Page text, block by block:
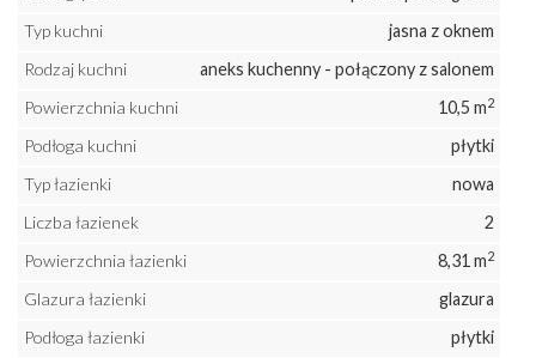
Typ kuchni
jasna z oknem
Rodzaj kuchni
aneks kuchenny - połączony z salonem
Powierzchnia kuchni
10,5 m2
Podłoga kuchni
płytki
Typ łazienki
nowa
Liczba łazienek
2
Powierzchnia łazienki
8,31 m2
Glazura łazienki
glazura
Podłoga łazienki
płytki